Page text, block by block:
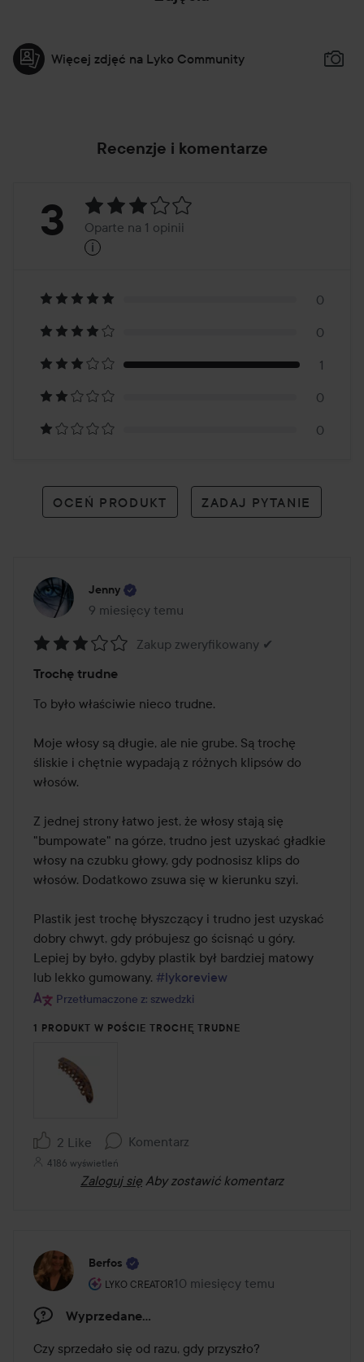
Więcej zdjęć na Lyko Community
Recenzje i komentarze
Ocena:
Oparte
na
1
opinii
3 Oparte na 1 opinii
i
0
0
1
0
0
OCEŃ PRODUKT ZADAJ PYTANIE
Jenny
9 miesięcy temu
Post został utworzony 9 miesięcy temu
3
z
Zakup zweryfikowany ✔
Trochę trudne
To było właściwie nieco trudne.
Moje włosy są długie, ale nie grube. Są trochę
śliskie i chętnie wypadają z różnych klipsów do
włosów.
Z jednej strony łatwo jest, że włosy stają się
"bumpowate" na górze, trudno jest uzyskać gładkie
włosy na czubku głowy, gdy podnosisz klips do
włosów. Dodatkowo zsuwa się w kierunku szyi.
Plastik jest trochę błyszczący i trudno jest uzyskać
dobry chwyt, gdy próbujesz go ścisnąć u góry.
Lepiej by było, gdyby plastik był bardziej matowy
lub lekko gumowany. #lykoreview
Przetłumaczone z: szwedzki
1 PRODUKT W POŚCIE TROCHĘ TRUDNE
2 Like Komentarz
4186 wyświetleń
Zaloguj się Aby zostawić komentarz
Berfos
LYKO CREATOR
Rola użytkownika: Lyko Creator.
10 miesięcy temu
Post został utworzony 10
Wyprzedane…
Czy sprzedało się od razu, gdy przyszło?